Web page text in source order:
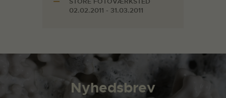
02.02.2011 - 31.03.2011
Nyhedsbrev